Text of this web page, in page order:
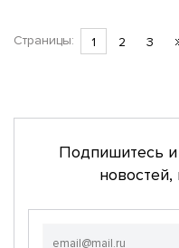
Страницы: 1 2 3
Подпишитесь